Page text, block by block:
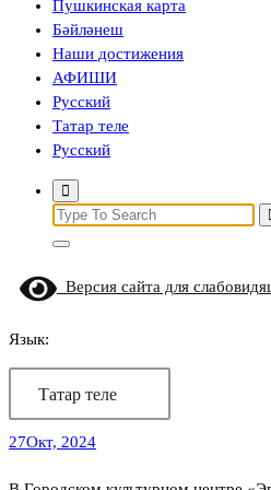
Пушкинская карта
Бәйләнеш
Наши достижения
АФИШИ
Русский
Татар теле
Русский
Search
for:
Версия сайта для
Язык:
Татар теле
27Окт, 2024